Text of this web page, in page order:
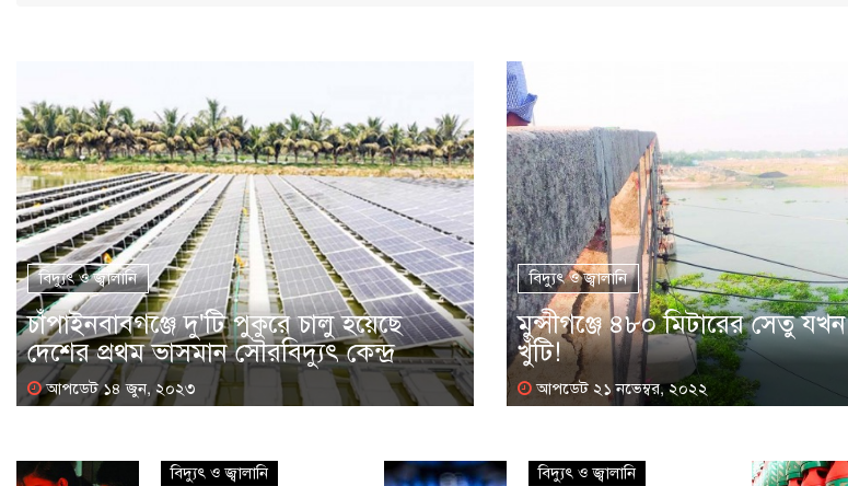
বিদ্যুৎ ও জ্বালানি
চাঁপাইনবাবগঞ্জে দু'টি পুকুরে চালু হয়েছে
দেশের প্রথম ভাসমান সৌরবিদ্যুৎ কেন্দ্র
আপডেট ১৪ জুন, ২০২৩
বিদ্যুৎ ও জ্বালানি
মুন্সীগঞ্জে ৪৮০ মিটারের সেতু
খুঁটি!
আপডেট ২১ নভেম্বর, ২০২২
বিদ্যুৎ ও জ্বালানি
বিদ্যুৎ ও জ্বালানি